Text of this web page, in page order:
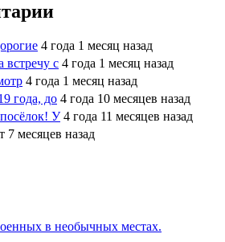
4 года 1 месяц назад
встречу с 4 года 1 месяц назад
4 года 1 месяц назад
года, до 4 года 10 месяцев назад
У 4 года 11 месяцев назад
7 месяцев назад
в необычных местах.